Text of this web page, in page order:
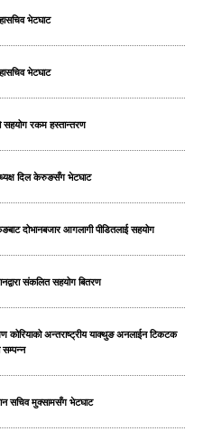
भेटघाट
भेटघाट
सहयोग रकम हस्तान्तरण
दिल केरुङसँग भेटघाट
दोभानबजार आगलागी पीडितलाई सहयोग
संकलित सहयोग बितरण
कोरियाको अन्तराष्ट्रीय याक्थुङ अनलाईन टिकटक
सम्पन्न
सचिव मुक्सामसँग भेटघाट